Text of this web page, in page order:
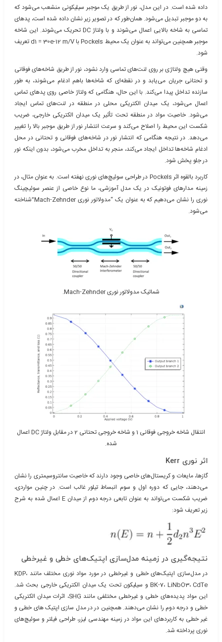
داده شده است. در این مدل، نور از طریق یک موجبر سیلیکونی منشعب می‌شود که
به دو موجبر تبدیل می‌شود. همان‌طور که در تصویر زیر نشان داده شده است، پدهای
تماسی به شاخه بالایی اعمال می‌شوند و با ولتاژ DC تحریک می‌شوند. این شاخه
موجبر همچنین می‌تواند به عنوان یک محیط Pockels با d1 = 30e-12 m/V تعریف
شود.
وقتی هیچ ولتاژی بر روی لنت‌های تماسی وارد نشود، نور از طریق شاخه‌های فوقانی
و تحتانی جریان می‌یابد و در نقطه‌ای که شاخه‌ها باهم ادغام می‌شوند، به طور
سازنده تداخل پیدا می‌کند. با این حال، هنگامی که ولتاژ خاصی روی پدهای تماس
اعمال می‌شود، یک میدان الکتریکی محلی در منطقه در لنت‌های تماس ایجاد
می‌شود. خاصیت مواد در منطقه تحت تأثیر یک میدان الکتریکی خارجی، ضریب
شکست این محیط را اصلاح می‌کند و سرعت انتشار نور از طریق موجبر بالا را تغییر
می‌دهد. در نتیجه هنگامی که انتشار نور در شاخه‌های فوقانی و تحتانی در محل
ادغام شاخه‌ها تداخل ایجاد می‌کند، منجر به تداخل مخرب می‌شود، بدون اینکه نور
در جلو پخش شود.
کاربرد بالقوه اثر Pockels در طراحی سوئیچ‌های نوری نهفته است. به عنوان مثال، در
زمینه مدارهای فوتونیک در یک مدل آموزشی، ما نوع خاصی از عنصر سوئیچینگ
نوری را نشان می‌دهیم که به عنوان یک “مدولاتور نوری Mach-Zehnder”شناخته
می‌شود.
شماتیک مدولاتور نوری Mach-Zehnder.
انتقال شاخه خروجی فوقانی 1 و شاخه خروجی تحتانی 2 در مقابل ولتاژ DC اعمال
شده.
اثر نوری Kerr
گازها، مایعات و کریستال‌های خاصی وجود دارند که خاصیت سانتروسیمتری را نشان
می‌دهند، جایی که دوره اول و سوم انبساط تیلور غالب است. در چنین مواردی،
ضریب شکست می‌تواند به عنوان تابعی درجه دوم از میدان E اعمال شده به شرح
زیر تعریف شود:
نتیجه‌گیری در زمینه مدل‌سازی اپتیک‌های خطی و غیرخطی
در مدل‌سازی اپتیک‌های خطی و غیرخطی در مورد مواد نوری مختلف مانند KDP،
BK-7، LiNbO3، CdTe و سیلیکون تحت یک میدان الکتریکی خارجی بحث شد.
این مواد پدیده‌های خطی و غیرخطی مختلفی مانند SHG، اثرات میدان الکتریکی
خطی و درجه دوم را نشان می‌دهند. همچنین در در مدل سازی اپتیک های خطی و
غیر خطی به کاربردهای این مواد در زمینه مهندسی لیزر، طراحی فیلتر و سوئیچ‌های
نوری پرداخته شد.